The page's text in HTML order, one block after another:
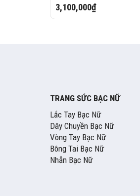
3,100,000₫
TRANG SỨC BẠC NỮ
Lắc Tay Bạc Nữ
Dây Chuyền Bạc Nữ
Vòng Tay Bạc Nữ
Bông Tai Bạc Nữ
Nhẫn Bạc Nữ